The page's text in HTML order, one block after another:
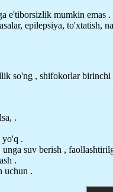
e'tiborsizlik mumkin emas
epilepsiya, to'xtatish,
so'ng , shifokorlar
.
yo'q .
suv berish ,
.
uchun .